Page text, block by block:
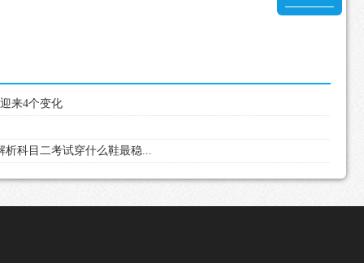
来4个变化
科目二考试穿什么鞋最稳...